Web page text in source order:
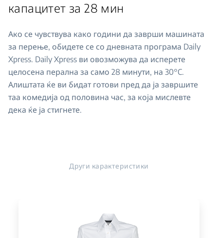
капацитет за 28 мин
Ако се чувствува како години да заврши машината
за перење, обидете се со дневната програма Daily
Xpress. Daily Xpress ви овозможува да исперете
целосена перална за само 28 минути, на 30°C.
Алиштата ќе ви бидат готови пред да ја завршите
таа комедија од половина час, за која мислевте
дека ќе ја стигнете.
Други карактеристики